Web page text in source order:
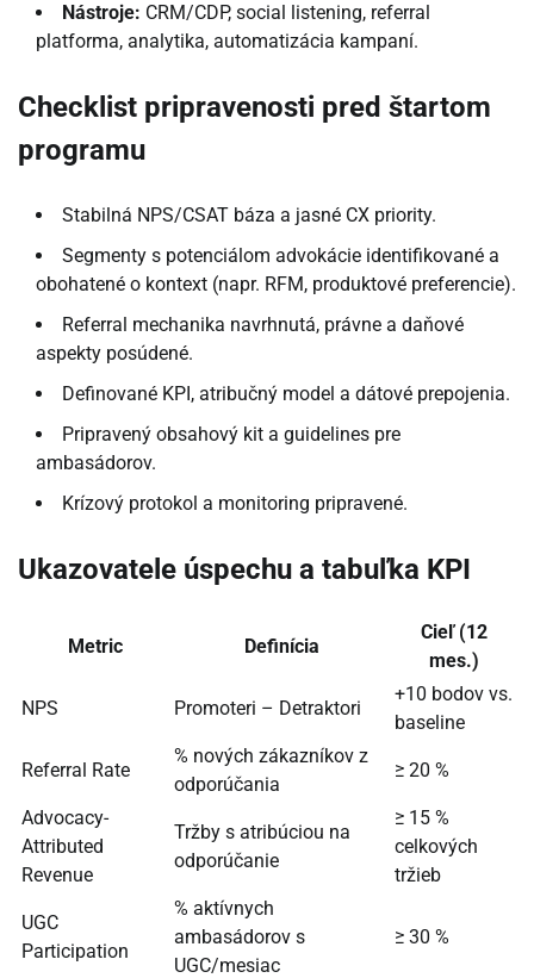
Nástroje: CRM/CDP, social listening, referral
platforma, analytika, automatizácia kampaní.
Checklist pripravenosti pred štartom
programu
Stabilná NPS/CSAT báza a jasné CX priority.
Segmenty s potenciálom advokácie identifikované a
obohatené o kontext (napr. RFM, produktové preferencie).
Referral mechanika navrhnutá, právne a daňové
aspekty posúdené.
Definované KPI, atribučný model a dátové prepojenia.
Pripravený obsahový kit a guidelines pre
ambasádorov.
Krízový protokol a monitoring pripravené.
Ukazovatele úspechu a tabuľka KPI
Metric Definícia
Cieľ (12
mes.)
NPS Promoteri – Detraktori
+10 bodov vs.
baseline
Referral Rate
% nových zákazníkov z
odporúčania
≥ 20 %
Advocacy-
Attributed
Revenue
Tržby s atribúciou na
odporúčanie
≥ 15 %
celkových
tržieb
UGC
Participation
% aktívnych
ambasádorov s
UGC/mesiac
≥ 30 %